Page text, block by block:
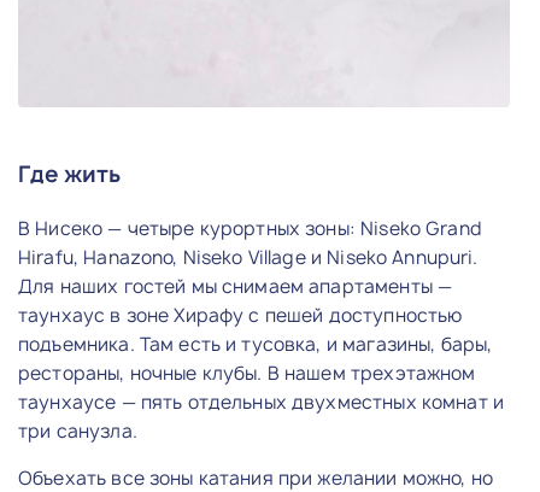
Где жить
В Нисеко — четыре курортных зоны: Niseko Grand
Hirafu, Hanazono, Niseko Village и Niseko Annupuri.
Для наших гостей мы снимаем апартаменты —
таунхаус в зоне Хирафу с пешей доступностью
подъемника. Там есть и тусовка, и магазины, бары,
рестораны, ночные клубы. В нашем трехэтажном
таунхаусе — пять отдельных двухместных комнат и
три санузла.
Объехать все зоны катания при желании можно, но